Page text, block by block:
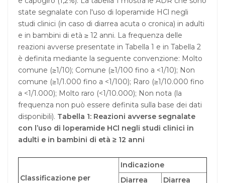
state segnalate con l'uso di loperamide HCl negli
studi clinici (in caso di diarrea acuta o cronica) in adulti
e in bambini di età ≥ 12 anni. La frequenza delle
reazioni avverse presentate in Tabella 1 e in Tabella 2
è definita mediante la seguente convenzione: Molto
comune (≥1/10); Comune (≥1/100 fino a <1/10); Non
comune (≥1/1.000 fino a <1/100); Raro (≥1/10.000 fino
a <1/1.000); Molto raro (<1/10.000); Non nota (la
frequenza non può essere definita sulla base dei dati
disponibili). Tabella 1: Reazioni avverse segnalate
con l’uso di loperamide HCl negli studi clinici in
adulti e in bambini di età ≥ 12 anni
Classificazione per
Indicazione
Diarrea
Diarrea